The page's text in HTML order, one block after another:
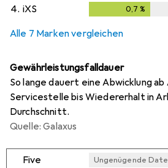
4. iXS 0,7 %
Alle 7 Marken vergleichen
Gewährleistungsfalldauer
So lange dauert eine Abwicklung
Servicestelle bis Wiedererhalt in
Durchschnitt.
Quelle: Galaxus
Five Ungenügende